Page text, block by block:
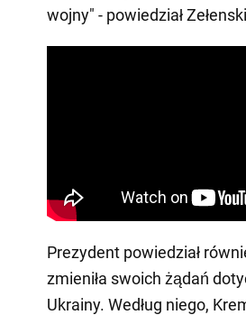
wojny" - powiedział
Prezydent powiedział
zmieniła swoich żądań
Ukrainy. Według niego,